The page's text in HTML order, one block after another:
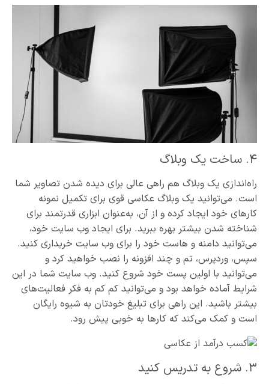
۴. ساخت یک وبلاگ
راه‌اندازی یک وبلاگ هم راهی عالی برای دیده شدن تصاویر شما
است. می‌توانید یک وبلاگ عکاسی قوی برای تکمیل نمونه
کارهای خود ایجاد کرده و از آن، به‌عنوان ابزاری قدرتمند برای
شناخته شدن بیشتر بهره ببرید. برای ایجاد وب سایت خود،
می‌توانید دامنه و هاست خود را برای وب سایت خریداری کنید.
سپس، وردپرس، تم و چند افزونه را نصب خواهید کرد و
می‌توانید با اولین پست خود شروع کنید. وب سایت شما در این
شرایط آماده خواهد بود و می‌توانید کم کم به فکر فعالیت‌های
بیشتر باشید. این راهی برای تبلیغ خودتان به شیوه رایگان
است و کمک می‌کند که کارها به خوبی پیش رود.
۳. شروع به تدریس کنید